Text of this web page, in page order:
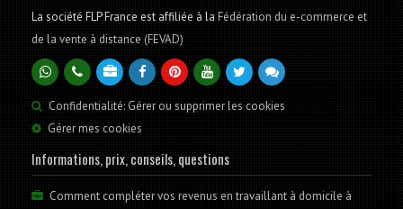
La société FLP France est affiliée à laFédération du e-commerce et
de la vente à distance (FEVAD)
Confidentialité: Gérer ou supprimer les cookies
Gérer mes cookies
Informations, prix, conseils, questions
Comment compléter vos revenus en travaillant à domicile à